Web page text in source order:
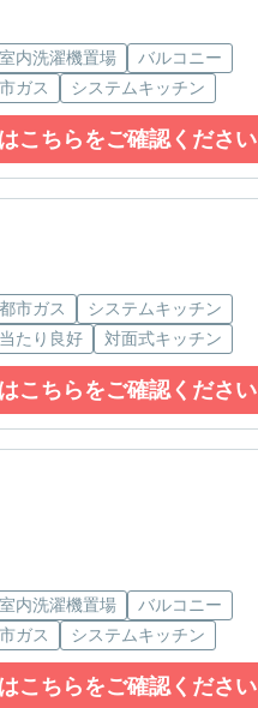
室内洗濯機置場
バルコニー
ガス システムキッチン
こちらをご確認ください
都市ガス
システムキッチン
たり良好 対面式キッチン
こちらをご確認ください
室内洗濯機置場
バルコニー
ガス システムキッチン
こちらをご確認ください